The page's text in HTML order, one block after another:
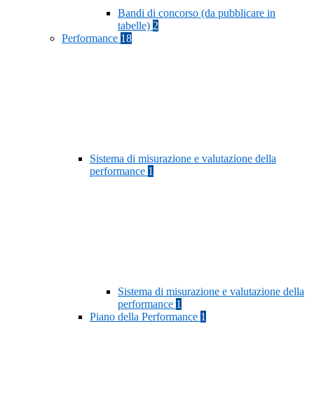
Bandi di concorso (da pubblicare in
tabelle) 2
Performance 18
Sistema di misurazione e valutazione della
performance 1
Sistema di misurazione e valutazione della
performance 1
Piano della Performance 1